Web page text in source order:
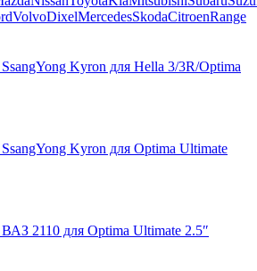
VolvoDixelMercedesSkodaCitroenRange
Kyron для Hella 3/3R/Optima
Kyron для Optima Ultimate
2110 для Optima Ultimate 2.5″